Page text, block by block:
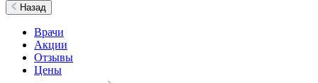
Назад
Врачи
Акции
Отзывы
Цены